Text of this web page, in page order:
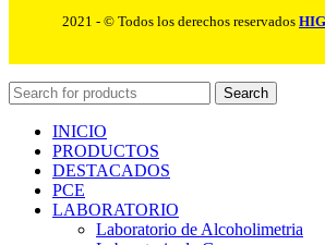
2021 - © Todos los derechos reservados
Search
INICIO
PRODUCTOS
DESTACADOS
PCE
LABORATORIO
Laboratorio de Alcoholimetria